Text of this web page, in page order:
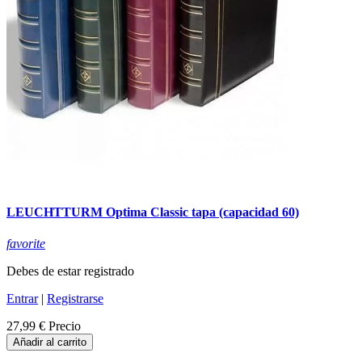
LEUCHTTURM Optima Classic tapa (capacidad 60)
favorite
Debes de estar registrado
Entrar| Registrarse
27,99 € Precio
Añadir al carrito